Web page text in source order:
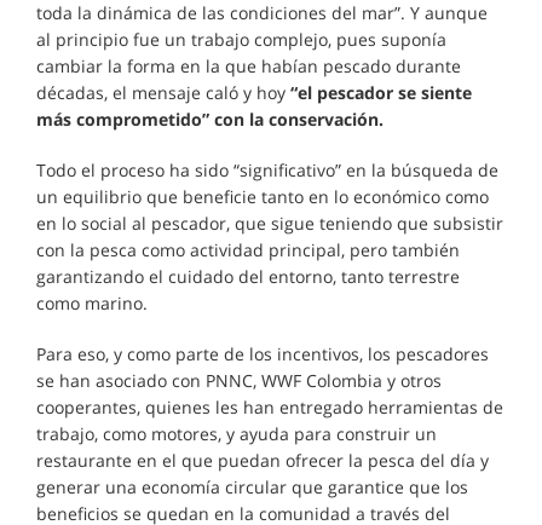
toda la dinámica de las condiciones del mar”. Y aunque
al principio fue un trabajo complejo, pues suponía
cambiar la forma en la que habían pescado durante
décadas, el mensaje caló y hoy “el pescador se siente
más comprometido” con la conservación.
Todo el proceso ha sido “significativo” en la búsqueda de
un equilibrio que beneficie tanto en lo económico como
en lo social al pescador, que sigue teniendo que subsistir
con la pesca como actividad principal, pero también
garantizando el cuidado del entorno, tanto terrestre
como marino.
Para eso, y como parte de los incentivos, los pescadores
se han asociado con PNNC, WWF Colombia y otros
cooperantes, quienes les han entregado herramientas de
trabajo, como motores, y ayuda para construir un
restaurante en el que puedan ofrecer la pesca del día y
generar una economía circular que garantice que los
beneficios se quedan en la comunidad a través del